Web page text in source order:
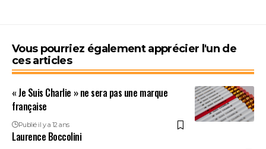
Vous pourriez également apprécier l'un de
ces articles
« Je Suis Charlie » ne sera pas une marque
française
Publié il y a 12 ans
Laurence Boccolini